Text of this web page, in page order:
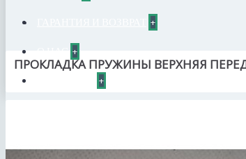
+
+
+
ПРОКЛАДКА ПРУЖИНЫ ВЕРХНЯЯ